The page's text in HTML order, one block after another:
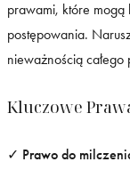
prawami, które
postępowania.
nieważnością
Kluczowe
✓ Prawo do